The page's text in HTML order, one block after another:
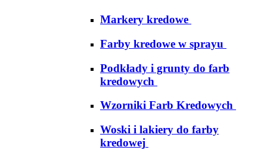
Markery kredowe
Farby kredowe w sprayu
Podkłady i grunty do farb
kredowych
Wzorniki Farb Kredowych
Woski i lakiery do farby
kredowej